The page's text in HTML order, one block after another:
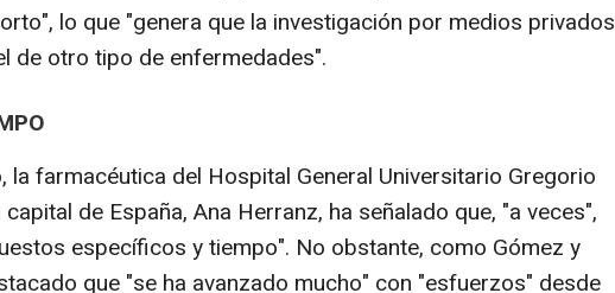
lo que "genera que la investigación por medios privados
de otro tipo de enfermedades".
la farmacéutica del Hospital General Universitario Gregorio
de España, Ana Herranz, ha señalado que, "a veces",
específicos y tiempo". No obstante, como Gómez y
que "se ha avanzado mucho" con "esfuerzos" desde